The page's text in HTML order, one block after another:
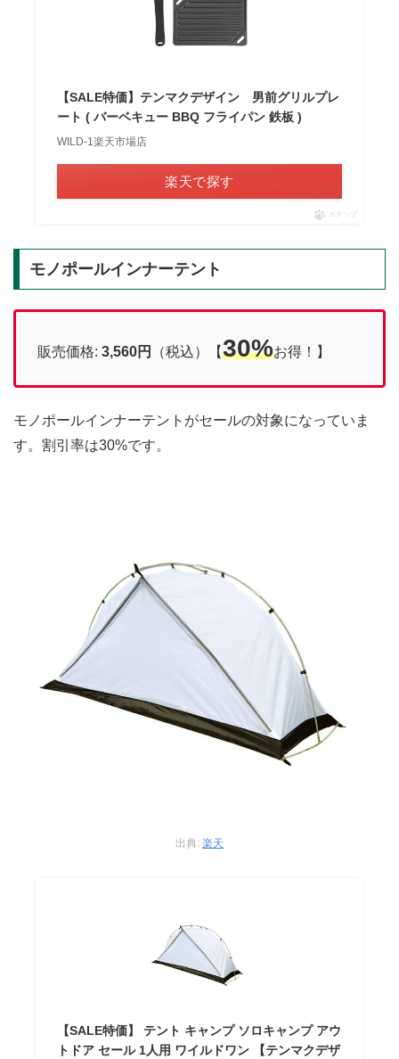
【SALE特価】テンマクデザイン 男前グリルプレ
ート ( バーベキュー BBQ フライパン 鉄板 )
WILD-1楽天市場店
楽天で探す
ポチップ
モノポールインナーテント
販売価格: 3,560円 （税込）【30%お得！】
モノポールインナーテントがセールの対象になっていま
す。割引率は30%です。
出典: 楽天
【SALE特価】 テント キャンプ ソロキャンプ アウ
トドア セール 1人用 ワイルドワン 【テンマクデザ